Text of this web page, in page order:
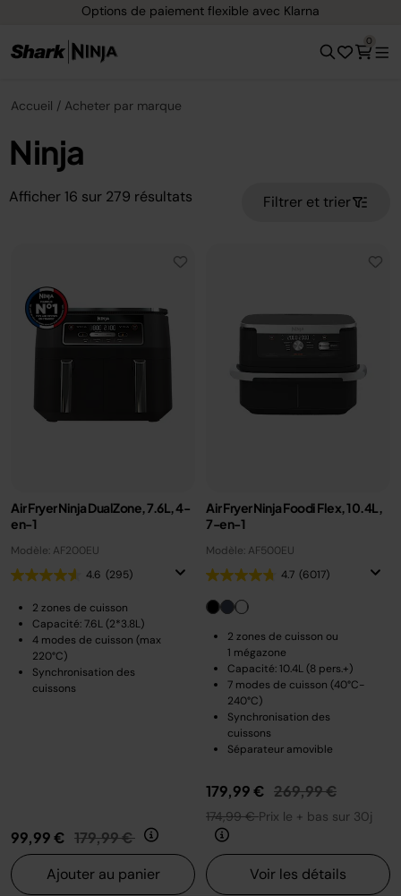
Options de paiement flexible avec Klarna
0
Accueil Acheter par marque
Ninja
Afficher 16 sur 279 résultats Filtrer et trier
Air Fryer Ninja DualZone, 7.6L, 4-
en-1
Modèle: AF200EU
4.6 (295)
2 zones de cuisson
Capacité: 7.6L (2*3.8L)
4 modes de cuisson (max
220°C)
Synchronisation des
cuissons
99,99 € Prix réduit de
179,99 € au
Ajouter au panier
Air Fryer Ninja Foodi Flex, 10.4L,
7-en-1
Modèle: AF500EU
4.7 (6017)
2 zones de cuisson ou
1 mégazone
Capacité: 10.4L (8 pers.+)
7 modes de cuisson (40°C-
240°C)
Synchronisation des
cuissons
Séparateur amovible
179,99 € Prix réduit de
269,99 €au
174,99 €Prix le + bas sur 30j
Voir les détails